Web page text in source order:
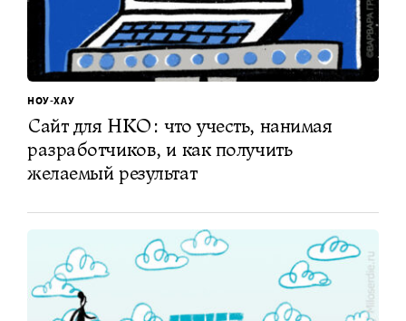
НОУ-ХАУ
Сайт для НКО: что учесть, нанимая
разработчиков, и как получить
желаемый результат